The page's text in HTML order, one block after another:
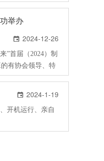
举办
 2024-12-26
”首届（2024）制
有协会领导、特
 2024-1-19
开机运行、亲自